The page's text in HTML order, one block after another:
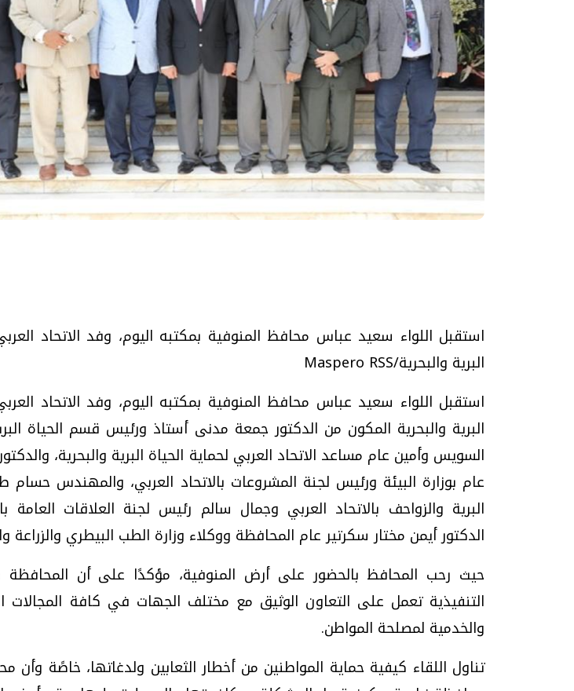
استقبل اللواء سعيد عباس محافظ المنوفية بمكتبه اليوم، وفد الاتحاد
البرية والبحرية/Maspero RSS
استقبل اللواء سعيد عباس محافظ المنوفية بمكتبه اليوم، وفد الاتحاد
البرية والبحرية المكون من الدكتور جمعة مدنى أستاذ ورئيس قسم الحياة
السويس وأمين عام مساعد الاتحاد العربي لحماية الحياة البرية والبحرية،
عام بوزارة البيئة ورئيس لجنة المشروعات بالاتحاد العربي، والمهندس حسام
البرية والزواحف بالاتحاد العربي وجمال سالم رئيس لجنة العلاقات العامة
الدكتور أيمن مختار سكرتير عام المحافظة ووكلاء وزارة الطب البيطري والزراعة
حيث رحب المحافظ بالحضور على أرض المنوفية، مؤكدًا على أن المحافظة
التنفيذية تعمل على التعاون الوثيق مع مختلف الجهات في كافة المجالات
والخدمية لمصلحة المواطن.
تناول اللقاء كيفية حماية المواطنين من أخطار الثعابين ولدغاتها، خاصًة وأن
دليلك للتنسيق
وإجابات
فيديو.. الإعلام الرقمي.. تقنيات واعدة
وتحديات هائلة
موجات الطقس الساخنة.. لماذا تحدث وكيف